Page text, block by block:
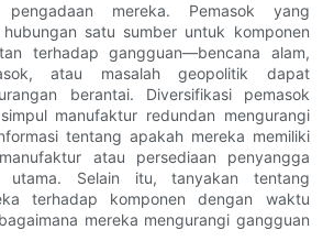
mereka. Pemasok yang
satu sumber untuk komponen
terhadap gangguan—bencana alam,
atau masalah geopolitik dapat
berantai. Diversifikasi pemasok
manufaktur redundan mengurangi
tentang apakah mereka memiliki
atau persediaan penyangga
utama. Selain itu, tanyakan tentang
terhadap komponen dengan waktu
mereka mengurangi gangguan